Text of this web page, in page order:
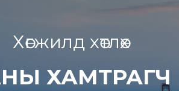
Хөгжилд хөтлөх
ХАМТРАГЧ